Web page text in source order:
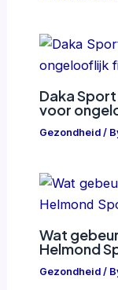
Daka
voor
Gezondheid/
Wat
Helmond
Gezondheid/